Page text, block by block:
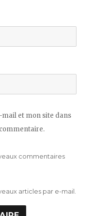
et mon site dans
commentaires
articles par e-mail.